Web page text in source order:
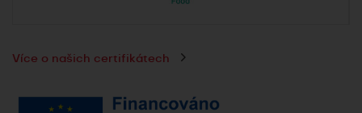
Více o našich certifikátech